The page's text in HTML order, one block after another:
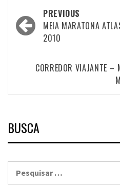
Post
navigation
PREVIOUS
MEIA MARATONA
2010
CORREDOR VIAJANTE –
BUSCA
por: